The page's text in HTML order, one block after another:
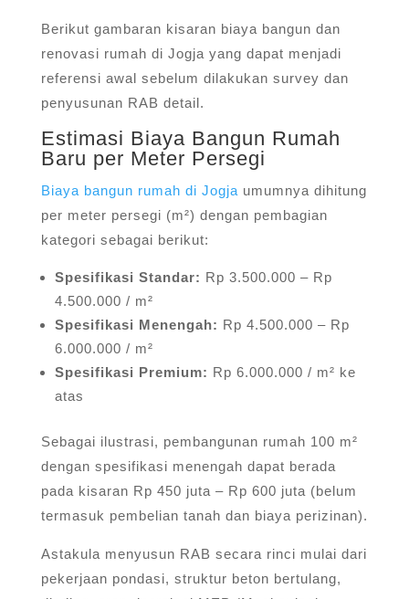
Berikut gambaran kisaran biaya bangun dan
renovasi rumah di Jogja yang dapat menjadi
referensi awal sebelum dilakukan survey dan
penyusunan RAB detail.
Estimasi Biaya Bangun Rumah
Baru per Meter Persegi
Biaya bangun rumah di Jogja umumnya dihitung
per meter persegi (m²) dengan pembagian
kategori sebagai berikut:
Spesifikasi Standar: Rp 3.500.000 – Rp
4.500.000 / m²
Spesifikasi Menengah: Rp 4.500.000 – Rp
6.000.000 / m²
Spesifikasi Premium: Rp 6.000.000 / m² ke
atas
Sebagai ilustrasi, pembangunan rumah 100 m²
dengan spesifikasi menengah dapat berada
pada kisaran Rp 450 juta – Rp 600 juta (belum
termasuk pembelian tanah dan biaya perizinan).
Astakula menyusun RAB secara rinci mulai dari
pekerjaan pondasi, struktur beton bertulang,